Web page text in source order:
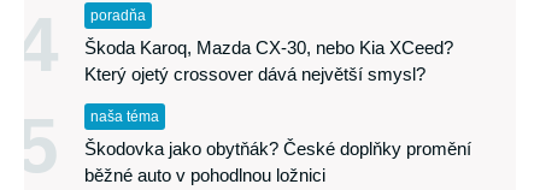
4 poradňa
Škoda Karoq, Mazda CX-30, nebo Kia XCeed?
Který ojetý crossover dává největší smysl?
5 naša téma
Škodovka jako obytňák? České doplňky promění
běžné auto v pohodlnou ložnici